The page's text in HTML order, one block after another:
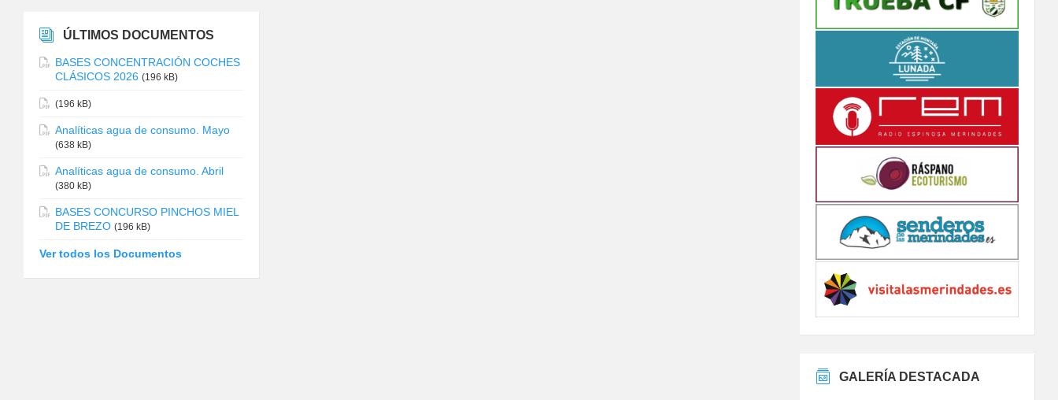
ÚLTIMOS DOCUMENTOS
BASES CONCENTRACIÓN COCHES
CLÁSICOS 2026 (196 kB)
(196 kB)
Analíticas agua de consumo. Mayo
(638 kB)
Analíticas agua de consumo. Abril
(380 kB)
BASES CONCURSO PINCHOS MIEL
DE BREZO (196 kB)
Ver todos los Documentos
GALERÍA DESTACADA